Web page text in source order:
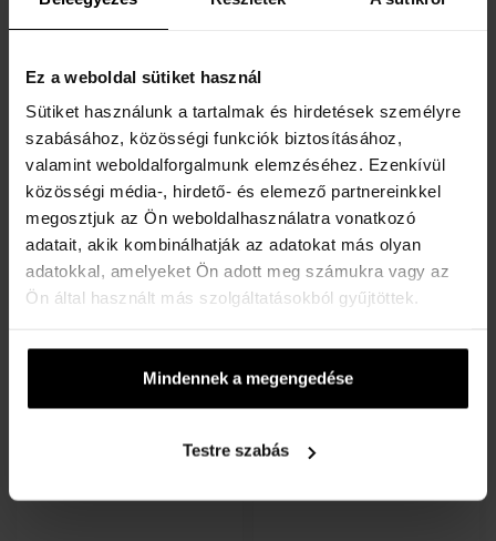
Ez a weboldal sütiket használ
Sütiket használunk a tartalmak és hirdetések személyre
szabásához, közösségi funkciók biztosításához,
valamint weboldalforgalmunk elemzéséhez. Ezenkívül
közösségi média-, hirdető- és elemező partnereinkkel
megosztjuk az Ön weboldalhasználatra vonatkozó
adatait, akik kombinálhatják az adatokat más olyan
adatokkal, amelyeket Ön adott meg számukra vagy az
Ön által használt más szolgáltatásokból gyűjtöttek.
Mindennek a megengedése
Testre szabás
Skagen Melbye Titanium
SKW6007
Elküldjük 12.08.
57330 Ft
SKW6078
Elküldjük 12.08.
57330 Ft
Ingyenes kiszállítás
Karórák - Férfi